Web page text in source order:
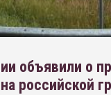
объявили о
российской